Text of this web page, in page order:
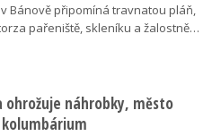
Bánově připomíná travnatou pláň,
pařeniště, skleníku a žalostně…
ohrožuje náhrobky, město